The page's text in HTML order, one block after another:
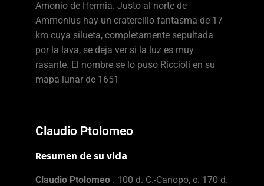
Amonio de Hermia. Justo al norte de
Ammonius hay un cratercillo fantasma de 17
km cuya silueta, completamente sepultada
por la lava, se deja ver si la luz es muy
rasante. El nombre se lo puso Riccioli en su
mapa lunar de 1651
Claudio Ptolomeo
Resumen de su vida
Claudio Ptolomeo. 100 d. C.-Canopo, c. 170 d.